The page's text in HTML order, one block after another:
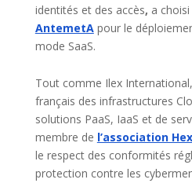
identités et des accès, a
AntemetApour le
mode SaaS.
Tout comme Ilex
français des infrastructures
solutions PaaS, IaaS et de
membre de l’association
le respect des conformités
protection contre les